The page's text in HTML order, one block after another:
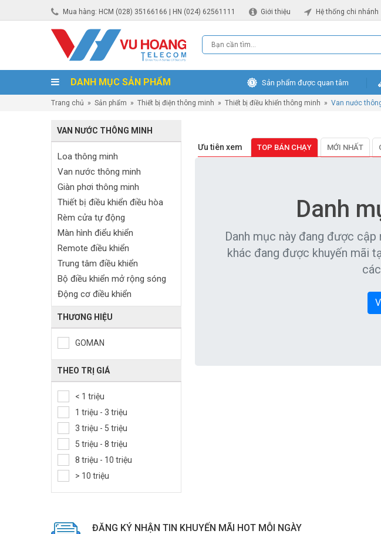
Mua hàng: HCM (028) 35166166 | HN (024) 62561111 Giới thiệu Hệ thống chi nhánh
DANH MỤC SẢN PHẨM Sản phẩm được quan tâm
Trang chủ » Sản phẩm » Thiết bị điện thông minh » Thiết bị điều khiển thông minh » Van nước
VAN NƯỚC THÔNG MINH
Loa thông minh
Van nước thông minh
Giàn phơi thông minh
Thiết bị điều khiển điều hòa
Rèm cửa tự động
Màn hình điểu khiển
Remote điều khiển
Trung tâm điều khiển
Bộ điều khiển mở rộng sóng
Động cơ điều khiển
THƯƠNG HIỆU
GOMAN
THEO TRỊ GIÁ
< 1 triệu
1 triệu - 3 triệu
3 triệu - 5 triệu
5 triệu - 8 triệu
8 triệu - 10 triệu
> 10 triệu
Ưu tiên xem TOP BÁN CHẠY MỚI NHẤT
Danh
Danh mục này đang được
khác đang được khuyến mãi
ĐĂNG KÝ NHẬN TIN KHUYẾN MÃI HOT MỖI NGÀY